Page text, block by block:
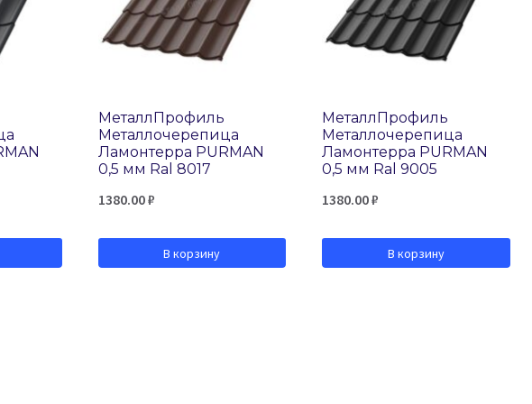
МеталлПрофиль
Металлочерепица
Ламонтерра PURMAN
0,5 мм Ral 8017
1380.00₽
В корзину
МеталлПрофиль
Металлочерепица
Ламонтерра PURMAN
0,5 мм Ral 9005
1380.00₽
В корзину